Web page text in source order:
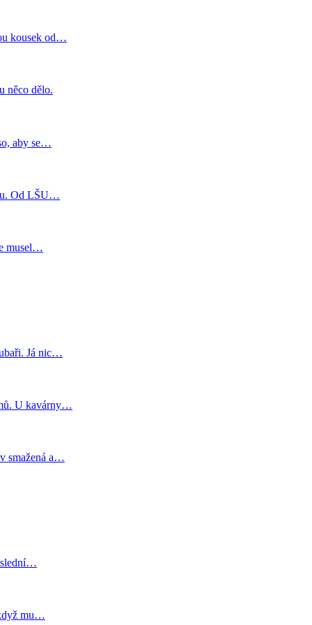
kousek od…
něco dělo.
aby se…
Od LŠU…
musel…
Já nic…
U kavárny…
smažená a…
mu…